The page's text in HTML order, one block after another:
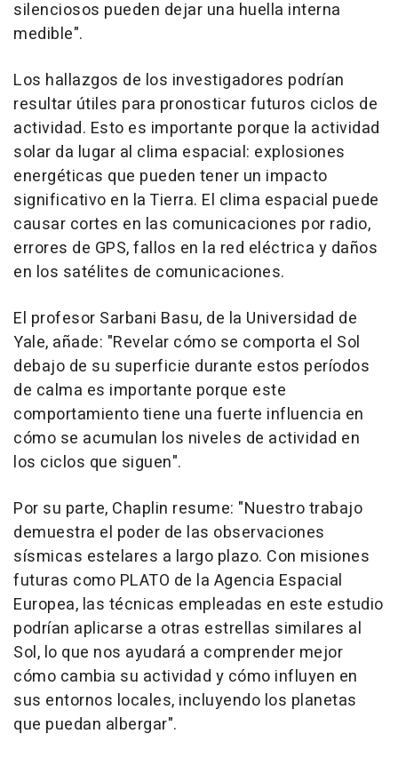
silenciosos pueden dejar una huella interna
medible".
Los hallazgos de los investigadores podrían
resultar útiles para pronosticar futuros ciclos de
actividad. Esto es importante porque la actividad
solar da lugar al clima espacial: explosiones
energéticas que pueden tener un impacto
significativo en la Tierra. El clima espacial puede
causar cortes en las comunicaciones por radio,
errores de GPS, fallos en la red eléctrica y daños
en los satélites de comunicaciones.
El profesor Sarbani Basu, de la Universidad de
Yale, añade: "Revelar cómo se comporta el Sol
debajo de su superficie durante estos períodos
de calma es importante porque este
comportamiento tiene una fuerte influencia en
cómo se acumulan los niveles de actividad en
los ciclos que siguen".
Por su parte, Chaplin resume: "Nuestro trabajo
demuestra el poder de las observaciones
sísmicas estelares a largo plazo. Con misiones
futuras como PLATO de la Agencia Espacial
Europea, las técnicas empleadas en este estudio
podrían aplicarse a otras estrellas similares al
Sol, lo que nos ayudará a comprender mejor
cómo cambia su actividad y cómo influyen en
sus entornos locales, incluyendo los planetas
que puedan albergar".